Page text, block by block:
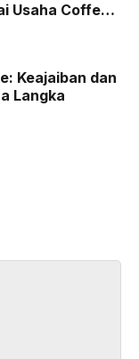
Usaha Coffee
di
Keajaiban dan
Langka